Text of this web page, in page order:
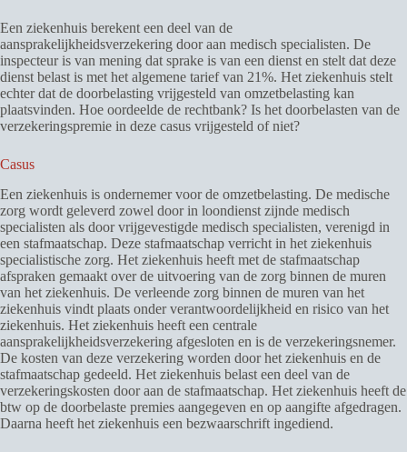
Een ziekenhuis berekent een deel van de
aansprakelijkheidsverzekering door aan medisch specialisten. De
inspecteur is van mening dat sprake is van een dienst en stelt dat deze
dienst belast is met het algemene tarief van 21%. Het ziekenhuis stelt
echter dat de doorbelasting vrijgesteld van omzetbelasting kan
plaatsvinden. Hoe oordeelde de rechtbank? Is het doorbelasten van de
verzekeringspremie in deze casus vrijgesteld of niet?
Casus
Een ziekenhuis is ondernemer voor de omzetbelasting. De medische
zorg wordt geleverd zowel door in loondienst zijnde medisch
specialisten als door vrijgevestigde medisch specialisten, verenigd in
een stafmaatschap. Deze stafmaatschap verricht in het ziekenhuis
specialistische zorg. Het ziekenhuis heeft met de stafmaatschap
afspraken gemaakt over de uitvoering van de zorg binnen de muren
van het ziekenhuis. De verleende zorg binnen de muren van het
ziekenhuis vindt plaats onder verantwoordelijkheid en risico van het
ziekenhuis. Het ziekenhuis heeft een centrale
aansprakelijkheidsverzekering afgesloten en is de verzekeringsnemer.
De kosten van deze verzekering worden door het ziekenhuis en de
stafmaatschap gedeeld. Het ziekenhuis belast een deel van de
verzekeringskosten door aan de stafmaatschap. Het ziekenhuis heeft de
btw op de doorbelaste premies aangegeven en op aangifte afgedragen.
Daarna heeft het ziekenhuis een bezwaarschrift ingediend.